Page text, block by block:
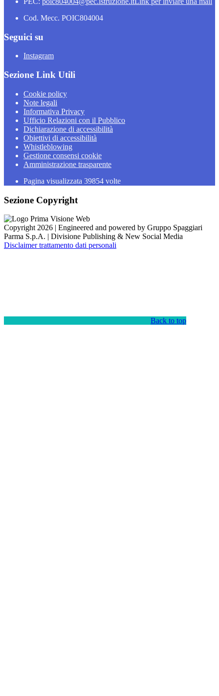
Cod. Mecc. POIC804004
Seguici su
Instagram
Sezione Link Utili
Cookie policy
Note legali
Informativa Privacy
Ufficio Relazioni con il Pubblico
Dichiarazione di accessibilità
Obiettivi di accessibilità
Whistleblowing
Gestione consensi cookie
Amministrazione trasparente
Pagina visualizzata 39854 volte
Sezione Copyright
Copyright 2026 | Engineered and powered by Gruppo Spaggiari
Parma S.p.A. | Divisione Publishing & New Social Media
Disclaimer trattamento dati personali
Back to top